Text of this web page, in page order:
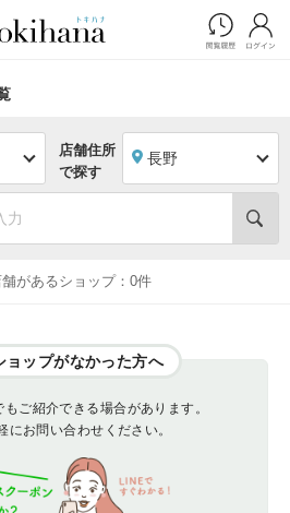
店舗住所
で探す
長野
舗があるショップ：0件
ョップがなかった方へ
ご紹介できる場合があります。
にお問い合わせください。